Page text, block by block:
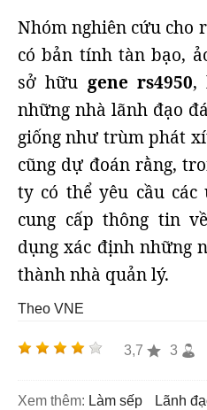
Nhóm nghiên cứu cho
có bản tính tàn bạo,
sở hữu gene rs4950,
những nhà lãnh đạo
giống như trùm phát
cũng dự đoán rằng,
ty có thể yêu cầu
cung cấp thông tin
dụng xác định những
thành nhà quản lý.
Theo VNE
3,7 3
Xem thêm: làm sếp lãnh